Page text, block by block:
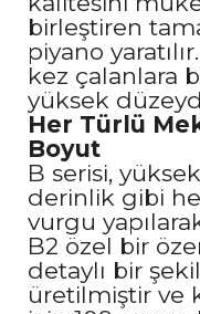
birleştiren
piyano
kez çalanlara
yüksek
Her Türlü
Boyut
B serisi,
derinlik gibi
vurgu
B2 özel bir
detaylı bir
üretilmiştir ve